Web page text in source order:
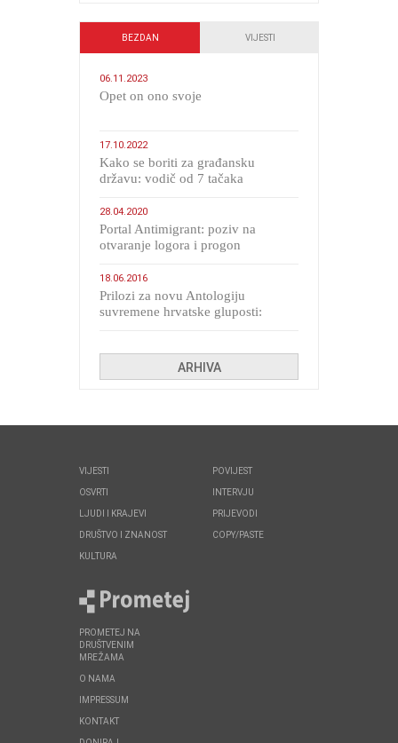
BEZDAN VIJESTI
06.11.2023
​Opet on ono svoje
17.10.2022
Kako se boriti za građansku
državu: vodič od 7 tačaka
28.04.2020
Portal Antimigrant: poziv na
otvaranje logora i progon
18.06.2016
Prilozi za novu Antologiju
suvremene hrvatske gluposti:
ARHIVA
VIJESTI
OSVRTI
LJUDI I KRAJEVI
DRUŠTVO I ZNANOST
KULTURA
POVIJEST
INTERVJU
PRIJEVODI
COPY/PASTE
PROMETEJ NA
DRUŠTVENIM
MREŽAMA
O NAMA
IMPRESSUM
KONTAKT